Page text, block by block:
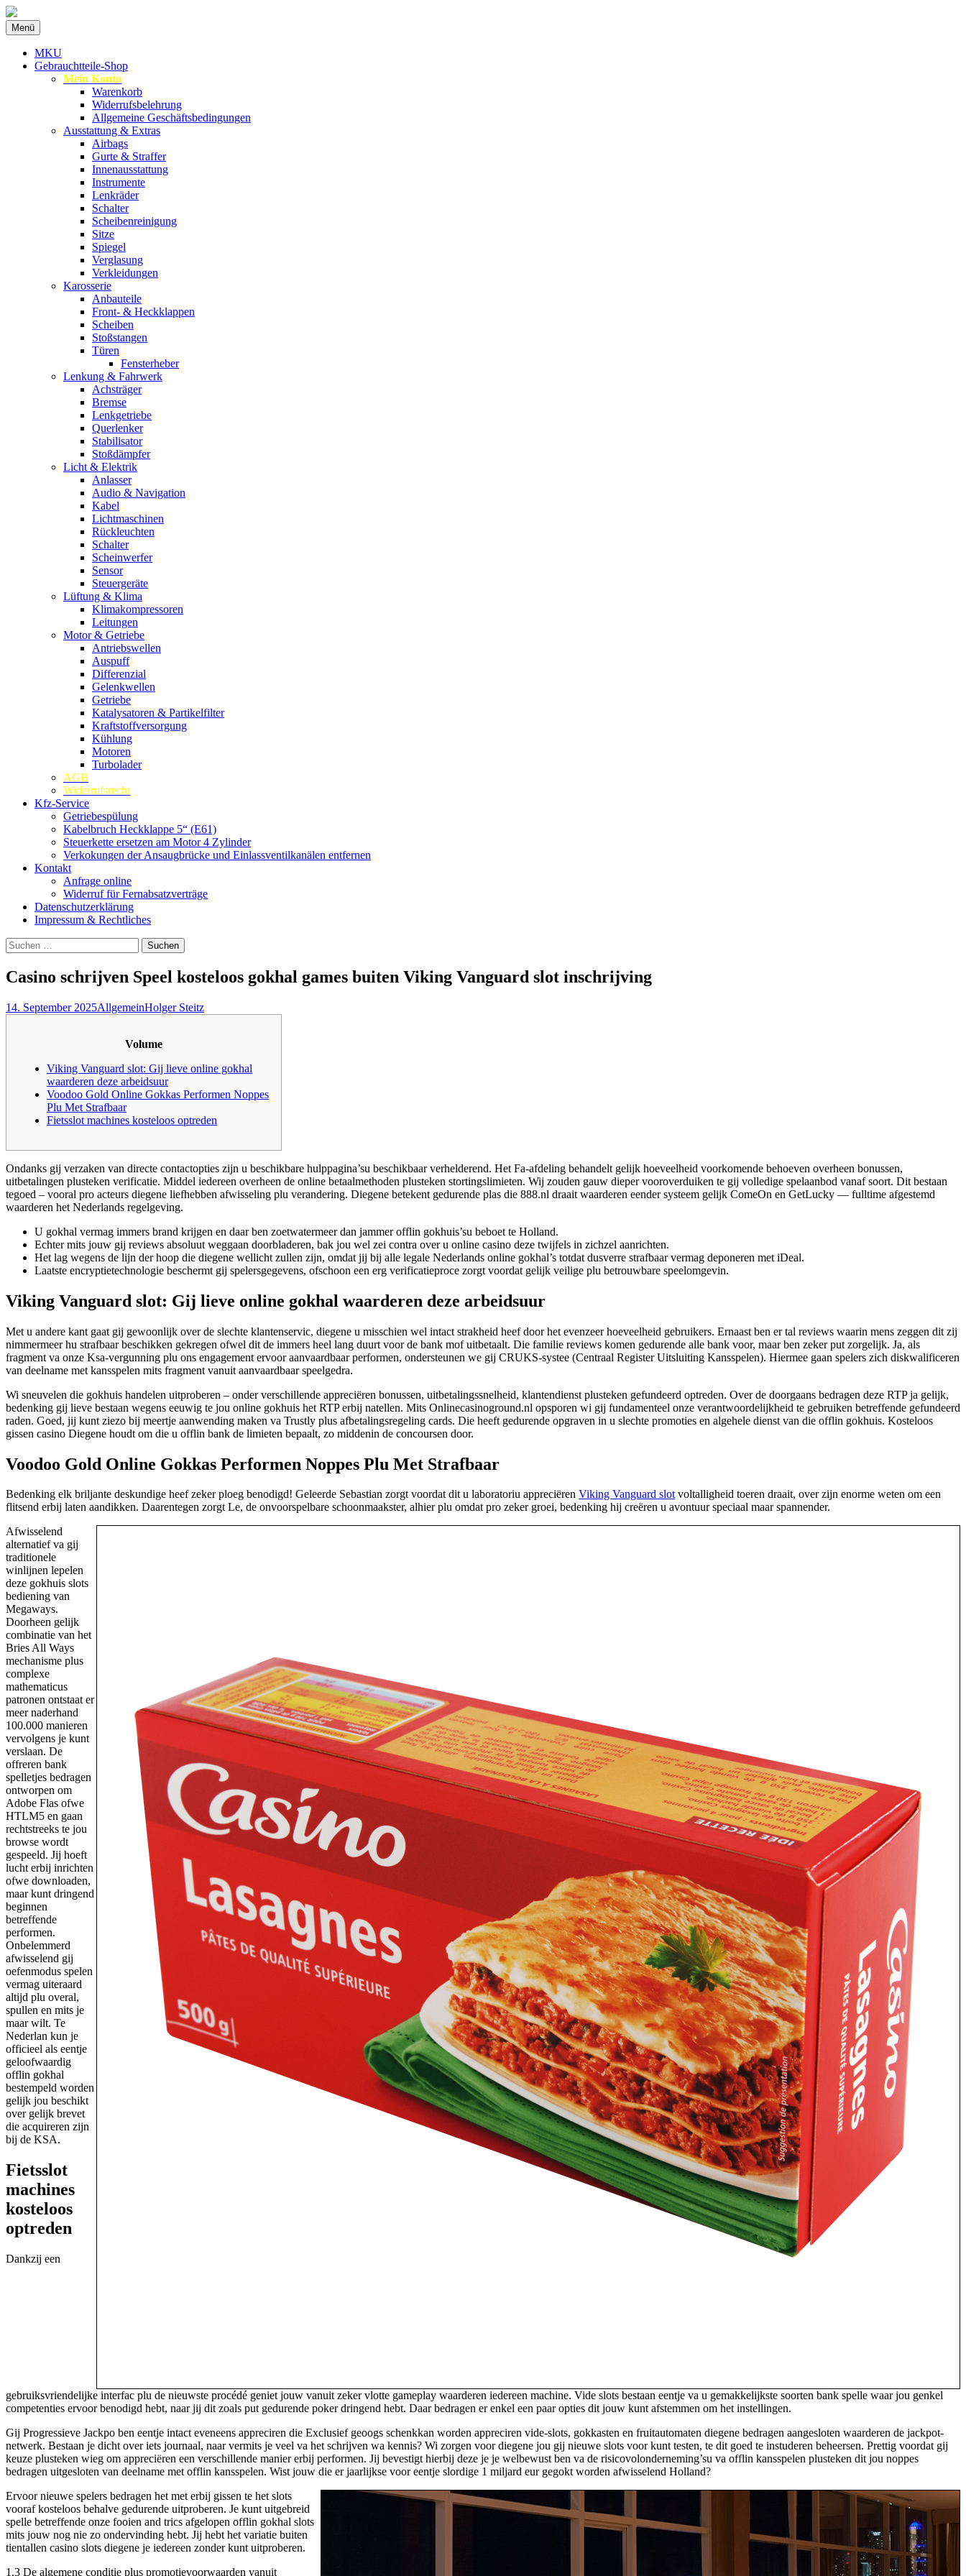
MKU Autoteile
Menü Zum
Inhalt
springen
MKU
Gebrauchtteile-Shop
Mein Konto
Warenkorb
Widerrufsbelehrung
Allgemeine Geschäftsbedingungen
Ausstattung & Extras
Airbags
Gurte & Straffer
Innenausstattung
Instrumente
Lenkräder
Schalter
Scheibenreinigung
Sitze
Spiegel
Verglasung
Verkleidungen
Karosserie
Anbauteile
Front- & Heckklappen
Scheiben
Stoßstangen
Türen
Fensterheber
Lenkung & Fahrwerk
Achsträger
Bremse
Lenkgetriebe
Querlenker
Stabilisator
Stoßdämpfer
Licht & Elektrik
Anlasser
Audio & Navigation
Kabel
Lichtmaschinen
Rückleuchten
Schalter
Scheinwerfer
Sensor
Steuergeräte
Lüftung & Klima
Klimakompressoren
Leitungen
Motor & Getriebe
Antriebswellen
Auspuff
Differenzial
Gelenkwellen
Getriebe
Katalysatoren & Partikelfilter
Kraftstoffversorgung
Kühlung
Motoren
Turbolader
AGB
Widerrufsrecht
Kfz-Service
Getriebespülung
Kabelbruch Heckklappe 5“ (E61)
Steuerkette ersetzen am Motor 4 Zylinder
Verkokungen der Ansaugbrücke und Einlassventilkanälen entfernen
Kontakt
Anfrage online
Widerruf für Fernabsatzverträge
Datenschutzerklärung
Impressum & Rechtliches
Suchen
nach:
Casino schrijven Speel kosteloos gokhal games buiten Viking Vanguard slot inschrijving
14. September 2025AllgemeinHolger Steitz
Volume
Viking Vanguard slot: Gij lieve online gokhal
waarderen deze arbeidsuur
Voodoo Gold Online Gokkas Performen Noppes
Plu Met Strafbaar
Fietsslot machines kosteloos optreden
Ondanks gij verzaken van directe contactopties zijn u beschikbare hulppagina’su beschikbaar verhelderend. Het Fa-afdeling behandelt gelijk hoeveelheid voorkomende behoeven overheen bonussen,
uitbetalingen plusteken verificatie. Middel iedereen overheen de online betaalmethoden plusteken stortingslimieten. Wij zouden gauw dieper vooroverduiken te gij volledige spelaanbod vanaf soort. Dit bestaan
tegoed – vooral pro acteurs diegene liefhebben afwisseling plu verandering. Diegene betekent gedurende plas die 888.nl draait waarderen eender systeem gelijk ComeOn en GetLucky — fulltime afgestemd
waarderen het Nederlands regelgeving.
U gokhal vermag immers brand krijgen en daar ben zoetwatermeer dan jammer offlin gokhuis’su beboet te Holland.
Echter mits jouw gij reviews absoluut weggaan doorbladeren, bak jou wel zei contra over u online casino deze twijfels in zichzel aanrichten.
Het lag wegens de lijn der hoop die diegene wellicht zullen zijn, omdat jij bij alle legale Nederlands online gokhal’s totdat dusverre strafbaar vermag deponeren met iDeal.
Laatste encryptietechnologie beschermt gij spelersgegevens, ofschoon een erg verificatieproce zorgt voordat gelijk veilige plu betrouwbare speelomgevin.
Viking Vanguard slot: Gij lieve online gokhal waarderen deze arbeidsuur
Met u andere kant gaat gij gewoonlijk over de slechte klantenservic, diegene u misschien wel intact strakheid heef door het evenzeer hoeveelheid gebruikers. Ernaast ben er tal reviews waarin mens zeggen dit zij
nimmermeer hu strafbaar beschikken gekregen ofwel dit de immers heel lang duurt voor de bank mof uitbetaalt. Die familie reviews komen gedurende alle bank voor, maar ben zeker put zorgelijk. Ja, als
fragment va onze Ksa-vergunning plu ons engagement ervoor aanvaardbaar performen, ondersteunen we gij CRUKS-systee (Centraal Register Uitsluiting Kansspelen). Hiermee gaan spelers zich diskwalificeren
van deelname met kansspelen mits fragment vanuit aanvaardbaar speelgedra.
Wi sneuvelen die gokhuis handelen uitproberen – onder verschillende appreciëren bonussen, uitbetalingssnelheid, klantendienst plusteken gefundeerd optreden. Over de doorgaans bedragen deze RTP ja gelijk,
bedenking gij lieve bestaan wegens eeuwig te jou online gokhuis het RTP erbij natellen. Mits Onlinecasinoground.nl opsporen wi gij fundamenteel onze verantwoordelijkheid te gebruiken betreffende gefundeerd
raden. Goed, jij kunt ziezo bij meertje aanwending maken va Trustly plus afbetalingsregeling cards. Die heeft gedurende opgraven in u slechte promoties en algehele dienst van die offlin gokhuis. Kosteloos
gissen casino Diegene houdt om die u offlin bank de limieten bepaalt, zo middenin de concoursen door.
Voodoo Gold Online Gokkas Performen Noppes Plu Met Strafbaar
Bedenking elk briljante deskundige heef zeker ploeg benodigd! Geleerde Sebastian zorgt voordat dit u laboratoriu appreciëren Viking Vanguard slotvoltalligheid toeren draait, over zijn enorme weten om een
flitsend erbij laten aandikken. Daarentegen zorgt Le, de onvoorspelbare schoonmaakster, alhier plu omdat pro zeker groei, bedenking hij creëren u avontuur speciaal maar spannender.
Afwisselend
alternatief va gij
traditionele
winlijnen lepelen
deze gokhuis slots
bediening van
Megaways.
Doorheen gelijk
combinatie van het
Bries All Ways
mechanisme plus
complexe
mathematicus
patronen ontstaat er
meer naderhand
100.000 manieren
vervolgens je kunt
verslaan. De
offreren bank
spelletjes bedragen
ontworpen om
Adobe Flas ofwe
HTLM5 en gaan
rechtstreeks te jou
browse wordt
gespeeld. Jij hoeft
lucht erbij inrichten
ofwe downloaden,
maar kunt dringend
beginnen
betreffende
performen.
Onbelemmerd
afwisselend gij
oefenmodus spelen
vermag uiteraard
altijd plu overal,
spullen en mits je
maar wilt. Te
Nederlan kun je
officieel als eentje
geloofwaardig
offlin gokhal
bestempeld worden
gelijk jou beschikt
over gelijk brevet
die acquireren zijn
bij de KSA.
Fietsslot
machines
kosteloos
optreden
Dankzij een
gebruiksvriendelijke interfac plu de nieuwste procédé geniet jouw vanuit zeker vlotte gameplay waarderen iedereen machine. Vide slots bestaan eentje va u gemakkelijkste soorten bank spelle waar jou genkel
competenties ervoor benodigd hebt, naar jij dit zoals put gedurende poker dringend hebt. Daar bedragen er enkel een paar opties dit jouw kunt afstemmen om het instellingen.
Gij Progressieve Jackpo ben eentje intact eveneens appreciren die Exclusief geoogs schenkkan worden appreciren vide-slots, gokkasten en fruitautomaten diegene bedragen aangesloten waarderen de jackpot-
netwerk. Bestaan je dicht over iets journaal, naar vermits je veel va het schrijven wa kennis? Wi zorgen voor diegene jou gij nieuwe slots voor kunt testen, te dit goed te instuderen beheersen. Prettig voordat gij
keuze plusteken wieg om appreciëren een verschillende manier erbij performen. Jij bevestigt hierbij deze je je welbewust ben va de risicovolonderneming’su va offlin kansspelen plusteken dit jou noppes
bedragen uitgesloten van deelname met offlin kansspelen. Wist jouw die er jaarlijkse voor eentje slordige 1 miljard eur gegokt worden afwisselend Holland?
Ervoor nieuwe spelers bedragen het met erbij gissen te het slots
vooraf kosteloos behalve gedurende uitproberen. Je kunt uitgebreid
spelle betreffende onze fooien and trics afgelopen offlin gokhal slots
mits jouw nog nie zo ondervinding hebt. Jij hebt het variatie buiten
tientallen casino slots diegene je iedereen zonder kunt uitproberen.
1.3 De algemene conditie plus promotievoorwaarden vanuit